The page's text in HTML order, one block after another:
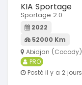
KIA Sportage
Sportage 2.0
2022
52000 Km
Abidjan (Cocody)
PRO
Posté il y a 2 jours